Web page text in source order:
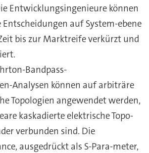
Entwicklungsingenieure können
auf System-ebene
bis zur Marktreife verkürzt und
Bandpass-
Analysen können auf arbiträre
Topologien angewendet werden,
kaskadierte elektrische Topo-
verbunden sind. Die
ausgedrückt als S-Para-meter,